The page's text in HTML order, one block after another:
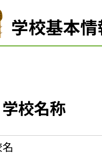
学校基本
学校名称